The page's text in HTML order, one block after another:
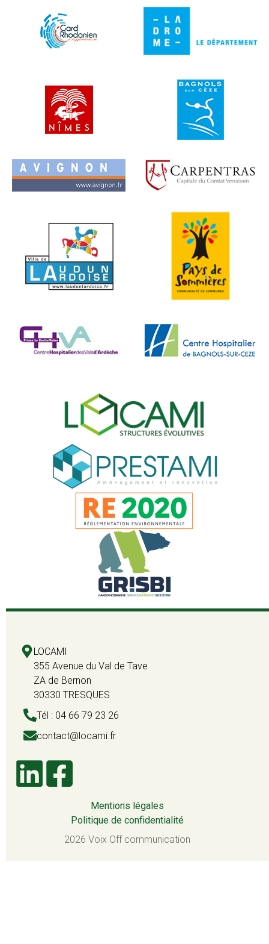
LOCAMI
355 Avenue du Val de Tave
ZA de Bernon
30330 TRESQUES
Tél : 04 66 79 23 26
contact@locami.fr
Mentions légales
Politique de confidentialité
2026 Voix Off communication